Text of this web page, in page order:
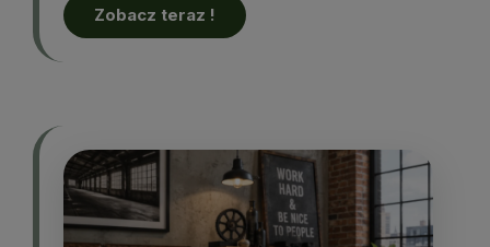
Zobacz teraz !